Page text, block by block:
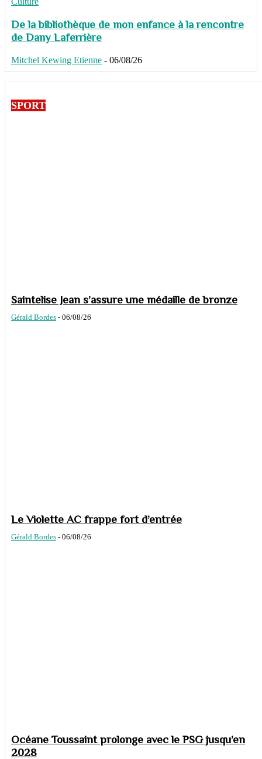
De la bibliothèque de mon enfance à la rencontre
de Dany Laferrière
Mitchel Kewing Etienne - 06/08/26
SPORT
Saintelise Jean s’assure une médaille de bronze
Gérald Bordes - 06/08/26
Le Violette AC frappe fort d’entrée
Gérald Bordes - 06/08/26
Océane Toussaint prolonge avec le PSG jusqu’en
2028